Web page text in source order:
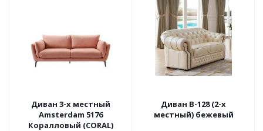
Диван 3-х местный
Amsterdam 5176
Коралловый (CORAL)
Диван B-128 (2-х
местный) бежевый